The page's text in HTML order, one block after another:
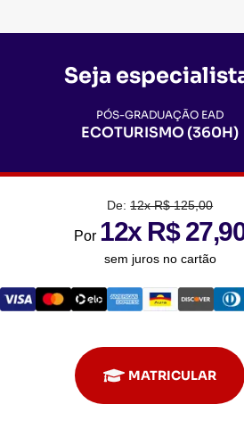
Seja
PÓS-GRADUAÇÃO EAD
ECOTURISMO (360H)
De:12x R$ 125,00
Por 12x R$
sem juros no cartão
MATRICULAR